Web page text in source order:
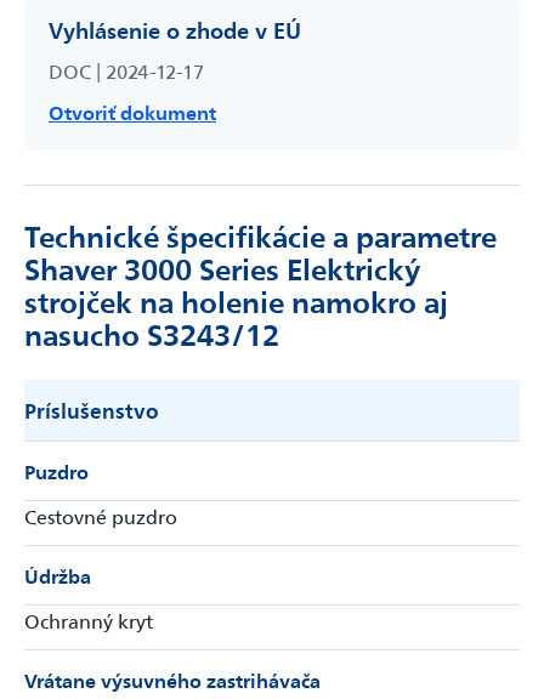
Vyhlásenie o zhode v EÚ
DOC | 2024-12-17
Otvoriť dokument
Technické špecifikácie a parametre
Shaver 3000 Series Elektrický
strojček na holenie namokro aj
nasucho S3243/12
Príslušenstvo
Puzdro
Cestovné puzdro
Údržba
Ochranný kryt
Vrátane výsuvného zastrihávača